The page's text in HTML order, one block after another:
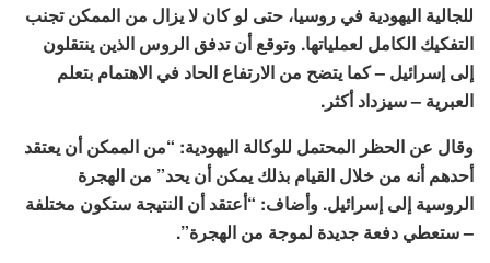
للجالية اليهودية في روسيا، حتى لو كان لا يزال من الممكن تجنب
التفكيك الكامل لعملياتها. وتوقع أن تدفق الروس الذين ينتقلون
إلى إسرائيل – كما يتضح من الارتفاع الحاد في الاهتمام بتعلم
العبرية – سيزداد أكثر.
وقال عن الحظر المحتمل للوكالة اليهودية: “من الممكن أن يعتقد
أحدهم أنه من خلال القيام بذلك يمكن أن يحد” من الهجرة
الروسية إلى إسرائيل. وأضاف: “أعتقد أن النتيجة ستكون مختلفة
– ستعطي دفعة جديدة لموجة من الهجرة”.